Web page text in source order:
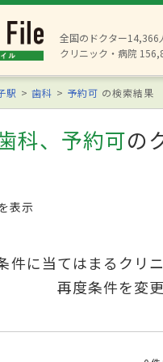
全国のドクター14,366
クリニック・病院
駅 歯科 予約可 の検索結果
科、予約可の
表示
件に当てはまるクリ
再度条件を変